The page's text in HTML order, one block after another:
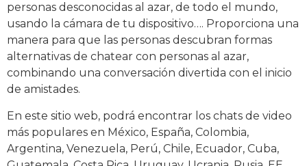
personas desconocidas al azar, de todo el mundo,
usando la cámara de tu dispositivo…. Proporciona una
manera para que las personas descubran formas
alternativas de chatear con personas al azar,
combinando una conversación divertida con el inicio
de amistades.
En este sitio web, podrá encontrar los chats de video
más populares en México, España, Colombia,
Argentina, Venezuela, Perú, Chile, Ecuador, Cuba,